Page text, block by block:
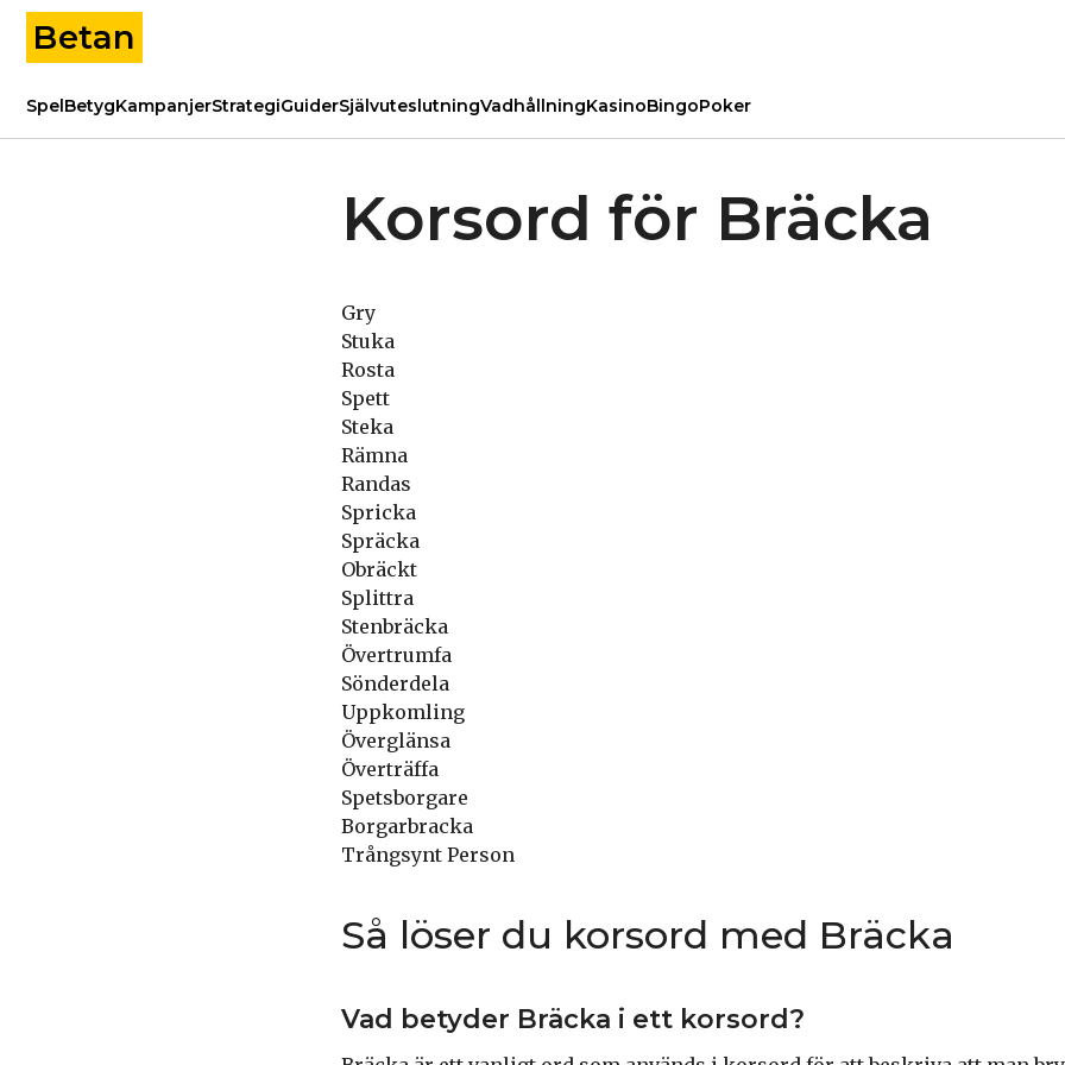
Betan
SpelBetygKampanjerStrategiGuiderSjälvuteslutningVadhållningKasinoBingoPoker
Korsord för Bräcka
Gry
Stuka
Rosta
Spett
Steka
Rämna
Randas
Spricka
Spräcka
Obräckt
Splittra
Stenbräcka
Övertrumfa
Sönderdela
Uppkomling
Överglänsa
Överträffa
Spetsborgare
Borgarbracka
Trångsynt Person
Så löser du korsord med Bräcka
Vad betyder Bräcka i ett korsord?